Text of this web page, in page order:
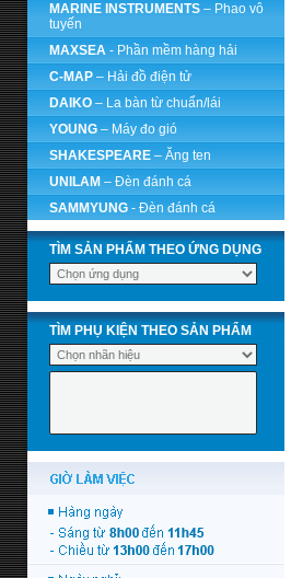
MARINE INSTRUMENTS – Phao vô
tuyến
MAXSEA - Phần mềm hàng hải
C-MAP – Hải đồ điện tử
DAIKO – La bàn từ chuẩn/lái
YOUNG – Máy đo gió
SHAKESPEARE – Ăng ten
UNILAM – Đèn đánh cá
SAMMYUNG - Đèn đánh cá
TÌM SẢN PHẨM THEO ỨNG DỤNG
TÌM PHỤ KIỆN THEO SẢN PHẨM